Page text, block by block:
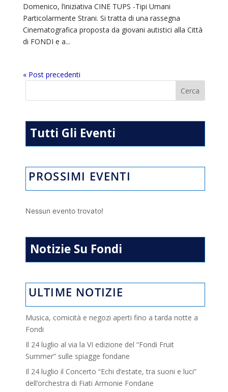
Domenico, l’iniziativa CINE TUPS -Tipi Umani
Particolarmente Strani. Si tratta di una rassegna
Cinematografica proposta da giovani autistici alla Città
di FONDI e a...
« Post precedenti
Tutti Gli Eventi
PROSSIMI EVENTI
Nessun evento trovato!
Notizie Su Fondi
ULTIME NOTIZIE
Musica, comicità e negozi aperti fino a tarda notte a
Fondi
Il 24 luglio al via la VI edizione del “Fondi Fruit
Summer” sulle spiagge fondane
Il 24 luglio il Concerto “Echi d’estate, tra suoni e luci”
dell’orchestra di Fiati Armonie Fondane